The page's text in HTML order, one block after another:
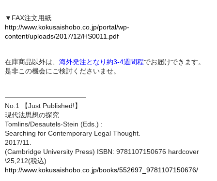
▼FAX注文用紙
http://www.kokusaishobo.co.jp/portal/wp-
content/uploads/2017/12/HS0011.pdf
在庫商品以外は、 海外発注となり約3-4週間程でお届けできます。
是非この機会にご検討くださいませ。
————————————
No.1 【Just Published!】
現代法思想の探究
Tomlins/Desautels-Stein (Eds.) :
Searching for Contemporary Legal Thought.
2017/11.
(Cambridge University Press) ISBN: 9781107150676 hardcover
\25,212(税込)
http://www.kokusaishobo.co.jp/books/552697_9781107150676/